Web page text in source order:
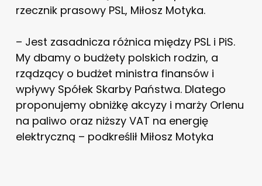
rzecznik prasowy PSL, Miłosz Motyka.
– Jest zasadnicza różnica między PSL i PiS.
My dbamy o budżety polskich rodzin, a
rządzący o budżet ministra finansów i
wpływy Spółek Skarby Państwa. Dlatego
proponujemy obniżkę akcyzy i marży Orlenu
na paliwo oraz niższy VAT na energię
elektryczną – podkreślił Miłosz Motyka